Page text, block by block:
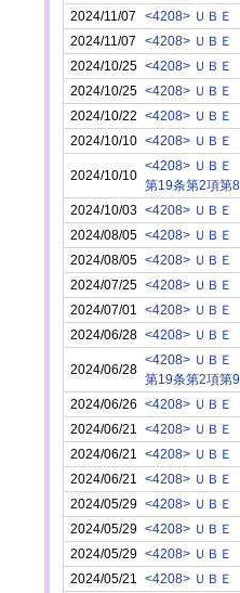
2024/11/07
<4208> ＵＢＥ
2024/11/07
<4208> ＵＢＥ
2024/10/25 <4208> ＵＢＥ
2024/10/25 <4208> ＵＢＥ
2024/10/22 <4208> ＵＢＥ
2024/10/10 <4208> ＵＢＥ
2024/10/10
<4208> ＵＢＥ
第19条第2項第
2024/10/03 <4208> ＵＢＥ
2024/08/05 <4208> ＵＢＥ
2024/08/05 <4208> ＵＢＥ
2024/07/25 <4208> ＵＢＥ
2024/07/01
<4208> ＵＢＥ
2024/06/28 <4208> ＵＢＥ
2024/06/28
<4208> ＵＢＥ
第19条第2項第
2024/06/26 <4208> ＵＢＥ
2024/06/21
<4208> ＵＢＥ
2024/06/21
<4208> ＵＢＥ
2024/06/21
<4208> ＵＢＥ
2024/05/29 <4208> ＵＢＥ
2024/05/29 <4208> ＵＢＥ
2024/05/29 <4208> ＵＢＥ
2024/05/21
<4208> ＵＢＥ